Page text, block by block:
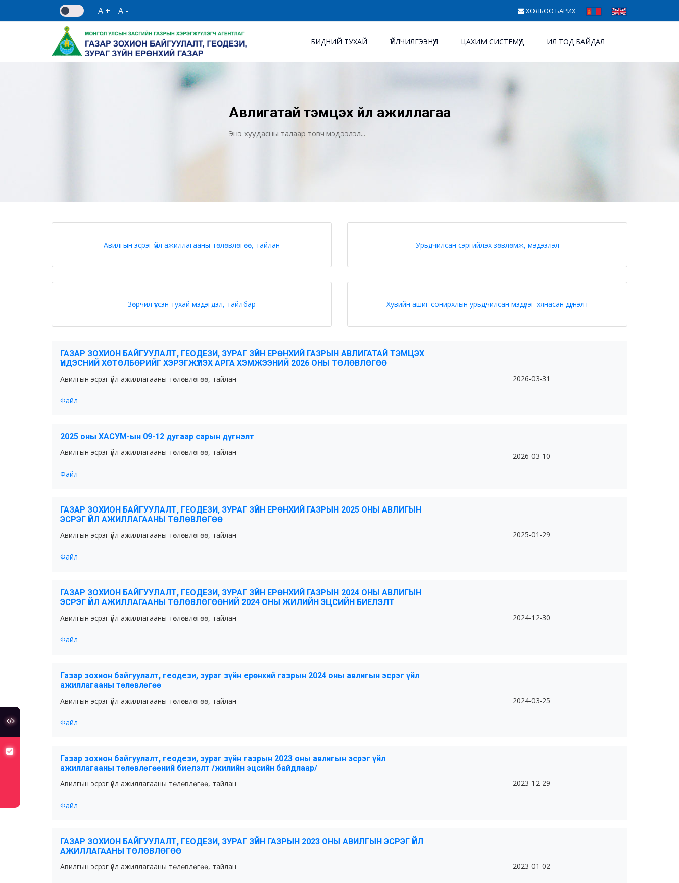
A + A - ХОЛБОО БАРИХ
БИДНИЙ ТУХАЙ ҮЙЛЧИЛГЭЭНҮҮД ЦАХИМ СИСТЕМҮҮД ИЛ ТОД БАЙДАЛ
Авлигатай тэмцэх үйл ажиллагаа
Энэ хуудасны талаар товч мэдээлэл...
Авилгын эсрэг үйл ажиллагааны төлөвлөгөө, тайлан Урьдчилсан сэргийлэх зөвлөмж, мэдээлэл
Зөрчил үүссэн тухай мэдэгдэл, тайлбар Хувийн ашиг сонирхлын урьдчилсан мэдүүлэг хянасан дүгнэлт
ГАЗАР ЗОХИОН БАЙГУУЛАЛТ, ГЕОДЕЗИ, ЗУРАГ ЗҮЙН ЕРӨНХИЙ ГАЗРЫН АВЛИГАТАЙ ТЭМЦЭХ
ҮНДЭСНИЙ ХӨТӨЛБӨРИЙГ ХЭРЭГЖҮҮЛЭХ АРГА ХЭМЖЭЭНИЙ 2026 ОНЫ ТӨЛӨВЛӨГӨӨ
Авилгын эсрэг үйл ажиллагааны төлөвлөгөө, тайлан
Файл
2026-03-31
2025 оны ХАСУМ-ын 09-12 дугаар сарын дүгнэлт
Авилгын эсрэг үйл ажиллагааны төлөвлөгөө, тайлан
Файл
2026-03-10
ГАЗАР ЗОХИОН БАЙГУУЛАЛТ, ГЕОДЕЗИ, ЗУРАГ ЗҮЙН ЕРӨНХИЙ ГАЗРЫН 2025 ОНЫ АВЛИГЫН
ЭСРЭГ ҮЙЛ АЖИЛЛАГААНЫ ТӨЛӨВЛӨГӨӨ
Авилгын эсрэг үйл ажиллагааны төлөвлөгөө, тайлан
Файл
2025-01-29
ГАЗАР ЗОХИОН БАЙГУУЛАЛТ, ГЕОДЕЗИ, ЗУРАГ ЗҮЙН ЕРӨНХИЙ ГАЗРЫН 2024 ОНЫ АВЛИГЫН
ЭСРЭГ ҮЙЛ АЖИЛЛАГААНЫ ТӨЛӨВЛӨГӨӨНИЙ 2024 ОНЫ ЖИЛИЙН ЭЦСИЙН БИЕЛЭЛТ
Авилгын эсрэг үйл ажиллагааны төлөвлөгөө, тайлан
Файл
2024-12-30
Газар зохион байгуулалт, геодези, зураг зүйн ерөнхий газрын 2024 оны авлигын эсрэг үйл
ажиллагааны төлөвлөгөө
Авилгын эсрэг үйл ажиллагааны төлөвлөгөө, тайлан
Файл
2024-03-25
Газар зохион байгуулалт, геодези, зураг зүйн газрын 2023 оны авлигын эсрэг үйл
ажиллагааны төлөвлөгөөний биелэлт /жилийн эцсийн байдлаар/
Авилгын эсрэг үйл ажиллагааны төлөвлөгөө, тайлан
Файл
2023-12-29
ГАЗАР ЗОХИОН БАЙГУУЛАЛТ, ГЕОДЕЗИ, ЗУРАГ ЗҮЙН ГАЗРЫН 2023 ОНЫ АВИЛГЫН ЭСРЭГ ҮЙЛ
АЖИЛЛАГААНЫ ТӨЛӨВЛӨГӨӨ
Авилгын эсрэг үйл ажиллагааны төлөвлөгөө, тайлан
2023-01-02
туслах холбоос